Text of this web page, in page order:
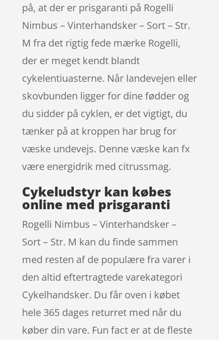
på, at der er prisgaranti på Rogelli
Nimbus – Vinterhandsker – Sort – Str.
M fra det rigtig fede mærke Rogelli,
der er meget kendt blandt
cykelentiuasterne. Når landevejen eller
skovbunden ligger for dine fødder og
du sidder på cyklen, er det vigtigt, du
tænker på at kroppen har brug for
væske undevejs. Denne væske kan fx
være energidrik med citrussmag.
Cykeludstyr kan købes
online med prisgaranti
Rogelli Nimbus – Vinterhandsker –
Sort – Str. M kan du finde sammen
med resten af de populære fra varer i
den altid eftertragtede varekategori
Cykelhandsker. Du får oven i købet
hele 365 dages returret med når du
køber din vare. Fun fact er at de fleste